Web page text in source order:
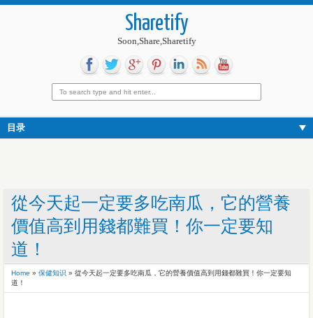
Sharetify
Soon,Share,Sharetify
目录
從今天起一定要多吃南瓜，它的營養
價值高到用錢都難買！你一定要知
道！
Home » 保健知识 » 從今天起一定要多吃南瓜，它的營養價值高到用錢都難買！你一定要知
道！